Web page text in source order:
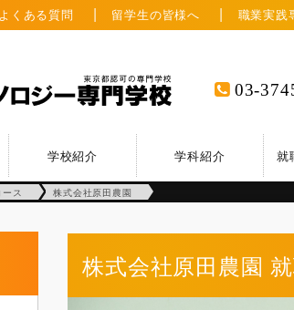
よくある質問 留学生の皆様へ 職業実践
03-
学校紹介 学科紹介 就
ス 株式会社原田農園
株式会社原田農園